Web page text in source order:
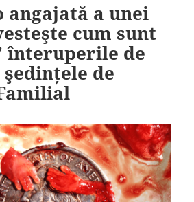
angajată a unei
cum sunt
înteruperile de
de